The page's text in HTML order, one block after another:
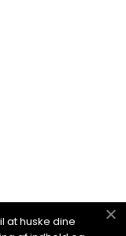
at huske dine